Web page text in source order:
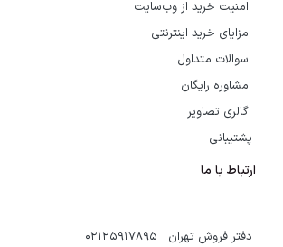
امنیت خرید از وب‌سایت
مزایای خرید اینترنتی
سوالات متداول
مشاوره رایگان
گالری تصاویر
پشتیبانی
ارتباط با ما
دفتر فروش تهران 02125917895